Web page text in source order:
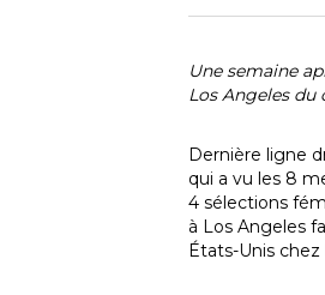
Une semaine
Los Angeles du
Dernière ligne
qui a vu les 8
4 sélections
à Los Angeles
États-Unis chez